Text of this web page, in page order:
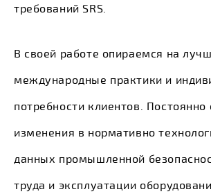
требований SRS.
В своей работе опираемся на
международные практики и
потребности клиентов.
изменения в нормативно
данных промышленной
труда и эксплуатации